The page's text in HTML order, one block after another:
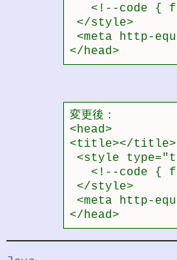
<!--code {
</style>
<meta http-
</head>
変更後：
<head>
<title></title>
<style
<!--code {
</style>
<meta http-
</head>